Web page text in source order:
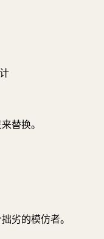
替换。
劣的模仿者。